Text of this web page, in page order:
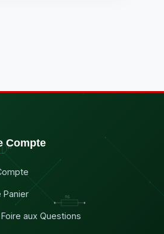
Compte
Panier
aux Questions